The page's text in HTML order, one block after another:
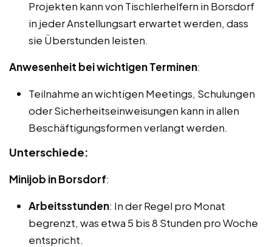
Projekten kann von Tischlerhelfern in Borsdorf
in jeder Anstellungsart erwartet werden, dass
sie Überstunden leisten.
Anwesenheit bei wichtigen Terminen:
Teilnahme an wichtigen Meetings, Schulungen
oder Sicherheitseinweisungen kann in allen
Beschäftigungsformen verlangt werden.
Unterschiede:
Minijob in Borsdorf:
Arbeitsstunden: In der Regel pro Monat
begrenzt, was etwa 5 bis 8 Stunden pro Woche
entspricht.